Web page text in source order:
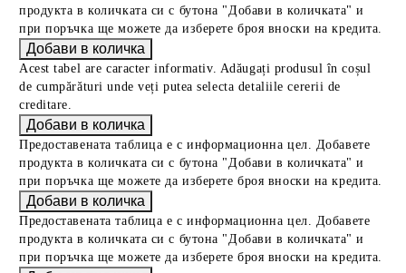
продукта в количката си с бутона "Добави в количката" и
при поръчка ще можете да изберете броя вноски на кредита.
Acest tabel are caracter informativ. Adăugați produsul în coșul
de cumpărături unde veți putea selecta detaliile cererii de
creditare.
Предоставената таблица е с информационна цел. Добавете
продукта в количката си с бутона "Добави в количката" и
при поръчка ще можете да изберете броя вноски на кредита.
Предоставената таблица е с информационна цел. Добавете
продукта в количката си с бутона "Добави в количката" и
при поръчка ще можете да изберете броя вноски на кредита.